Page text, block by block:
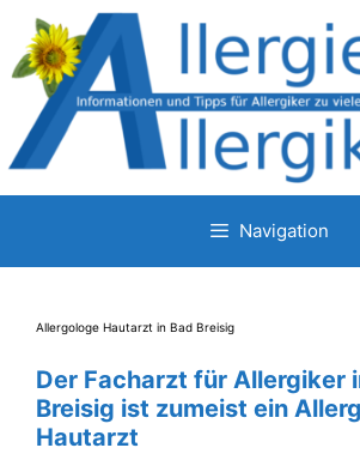
Zum
Inhalt
springen
Navigation
Allergologe Hautarzt in Bad Breisig
Der Facharzt für Allergiker
Breisig ist zumeist ein
Hautarzt